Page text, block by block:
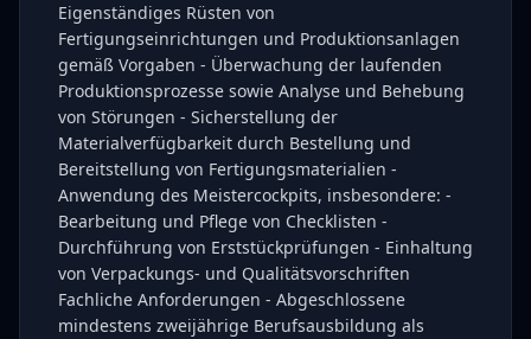
Eigenständiges Rüsten von
Fertigungseinrichtungen und Produktionsanlagen
gemäß Vorgaben - Überwachung der laufenden
Produktionsprozesse sowie Analyse und Behebung
von Störungen - Sicherstellung der
Materialverfügbarkeit durch Bestellung und
Bereitstellung von Fertigungsmaterialien -
Anwendung des Meistercockpits, insbesondere: -
Bearbeitung und Pflege von Checklisten -
Durchführung von Erststückprüfungen - Einhaltung
von Verpackungs- und Qualitätsvorschriften
Fachliche Anforderungen - Abgeschlossene
mindestens zweijährige Berufsausbildung als